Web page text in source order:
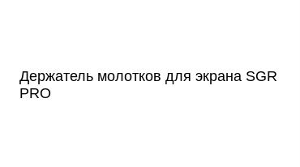
Держатель молотков для экрана SGR
PRO